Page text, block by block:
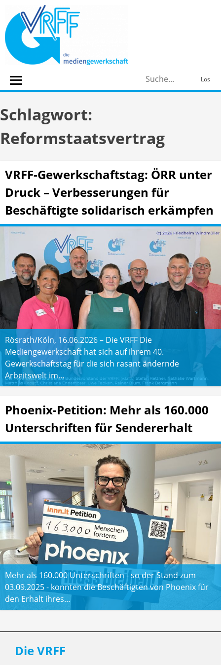
content
Los
Schlagwort:
Reformstaatsvertrag
VRFF-Gewerkschaftstag: ÖRR unter
Druck – Verbesserungen für
Beschäftigte solidarisch erkämpfen
Rösrath/Köln, 16.06.2026 – Die VRFF Die
Mediengewerkschaft hat sich auf ihrem 40.
Gewerkschaftstag für die sich rasant ändernde
Arbeitswelt im…
Phoenix-Petition: Mehr als 160.000
Unterschriften für Sendererhalt
Mehr als 160.000 Unterschriften - so der Stand zum
03.09.2025 - konnten die Beschäftigten von Phoenix für
den Erhalt ihres…
Die VRFF